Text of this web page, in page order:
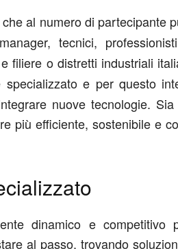
al numero di partecipante
tecnici,
filiere o distretti industriali
e per questo
nuove tecnologie.
più efficiente, sostenibile e
dinamico e competitivo
al passo, trovando